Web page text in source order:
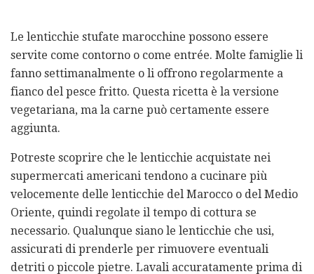
Le lenticchie stufate marocchine possono essere
servite come contorno o come entrée. Molte famiglie li
fanno settimanalmente o li offrono regolarmente a
fianco del pesce fritto. Questa ricetta è la versione
vegetariana, ma la carne può certamente essere
aggiunta.
Potreste scoprire che le lenticchie acquistate nei
supermercati americani tendono a cucinare più
velocemente delle lenticchie del Marocco o del Medio
Oriente, quindi regolate il tempo di cottura se
necessario. Qualunque siano le lenticchie che usi,
assicurati di prenderle per rimuovere eventuali
detriti o piccole pietre. Lavali accuratamente prima di